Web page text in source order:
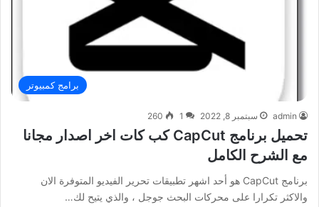
برامج كمبيوتر
admin سبتمبر 8, 2022 1
260
تحميل برنامج CapCut كب كات اخر اصدار مجانا
مع الشرح الكامل
برنامج CapCut هو أحد اشهر تطبيقات تحرير الفيديو المتوفرة الان
والاكثر تكرارا على محركات البحث جوجل ، والذي يتيح لك…